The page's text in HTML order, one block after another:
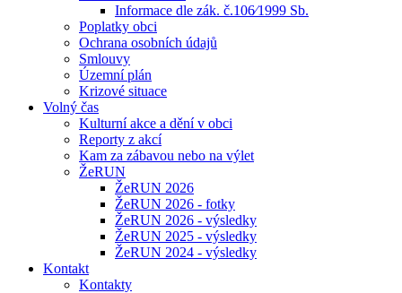
Informace dle zák. č.106⁄1999 Sb.
Poplatky obci
Ochrana osobních údajů
Smlouvy
Územní plán
Krizové situace
Volný čas
Kulturní akce a dění v obci
Reporty z akcí
Kam za zábavou nebo na výlet
ŽeRUN
ŽeRUN 2026
ŽeRUN 2026 - fotky
ŽeRUN 2026 - výsledky
ŽeRUN 2025 - výsledky
ŽeRUN 2024 - výsledky
Kontakt
Kontakty